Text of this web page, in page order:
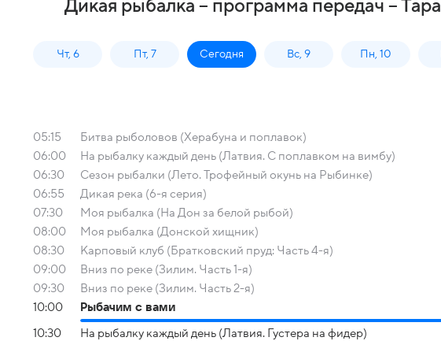
Дикая рыбалка – программа передач – Тара
Чт, 6 Пт, 7 Сегодня Вс, 9 Пн, 10
05:15
Битва рыболовов (Херабуна и поплавок)
06:00
На рыбалку каждый день (Латвия. С поплавком на вимбу)
06:30
Сезон рыбалки (Лето. Трофейный окунь на Рыбинке)
06:55
Дикая река (6-я серия)
07:30
Моя рыбалка (На Дон за белой рыбой)
08:00
Моя рыбалка (Донской хищник)
08:30
Карповый клуб (Братковский пруд: Часть 4-я)
09:00
Вниз по реке (Зилим. Часть 1-я)
09:30
Вниз по реке (Зилим. Часть 2-я)
10:00
Рыбачим с вами
10:30
На рыбалку каждый день (Латвия. Густера на фидер)